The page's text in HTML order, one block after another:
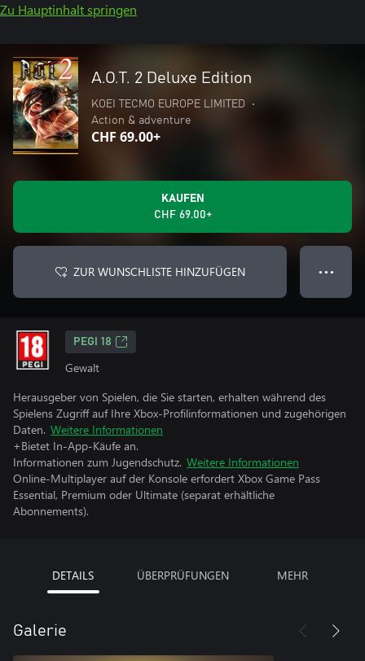
Zu Hauptinhalt springen
A.O.T. 2 Deluxe Edition
KOEI TECMO EUROPE LIMITED
•
Action & adventure
CHF 69.00+
KAUFEN
CHF 69.00+
ZUR WUNSCHLISTE HINZUFÜGEN ● ● ●
PEGI 18
Gewalt
Herausgeber von Spielen, die Sie starten, erhalten während des
Spielens Zugriff auf Ihre Xbox-Profilinformationen und zugehörigen
Daten. Weitere Informationen
+Bietet In-App-Käufe an.
Informationen zum Jugendschutz. Weitere Informationen
Online-Multiplayer auf der Konsole erfordert Xbox Game Pass
Essential, Premium oder Ultimate (separat erhältliche
Abonnements).
DETAILS ÜBERPRÜFUNGEN MEHR
Galerie